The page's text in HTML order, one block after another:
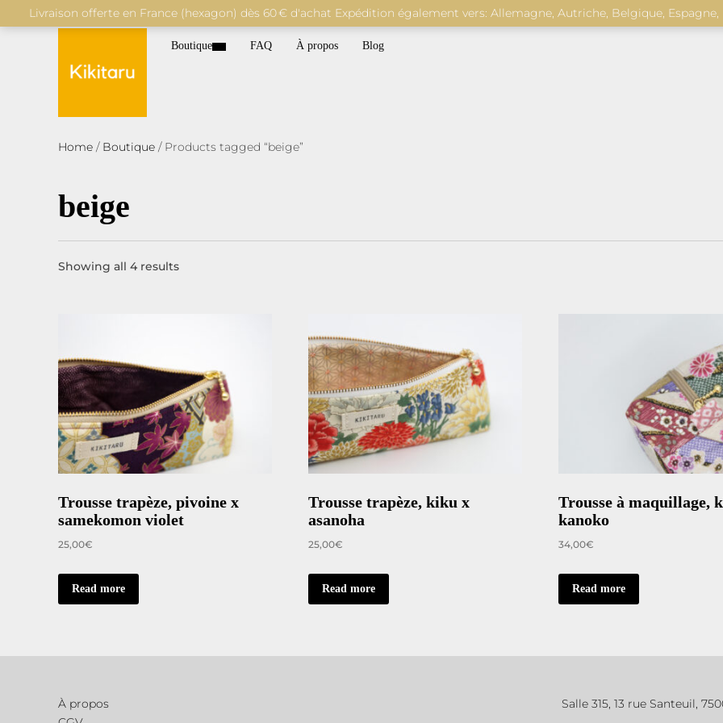
Livraison offerte en France (hexagon) dès 60 € d'achat Expédition également vers: Allemagne, Autriche, Belgique,
Boutique FAQ À propos Blog
Home / Boutique / Products tagged “beige”
beige
Showing all 4 resultsSorted
Quick view
Trousse trapèze, pivoine x
samekomon violet
25,00€
Read more
Quick view
Trousse trapèze, kiku x
asanoha
25,00€
Read more
Quick view
Trousse à maquillage,
kanoko
34,00€
Read more
À propos
Salle 315, 13 rue Santeuil,